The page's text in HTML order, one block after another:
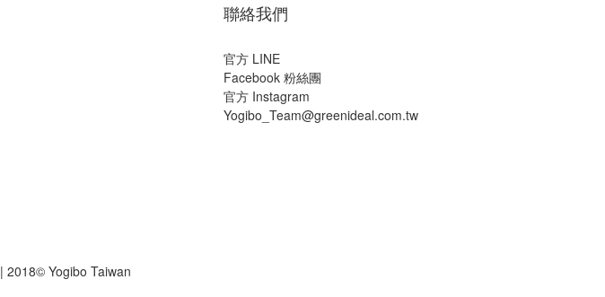
聯絡我們
官方 LINE
Facebook 粉絲團
官方 Instagram
Yogibo_Team@greenideal.com.tw
| 2018© Yogibo Taiwan